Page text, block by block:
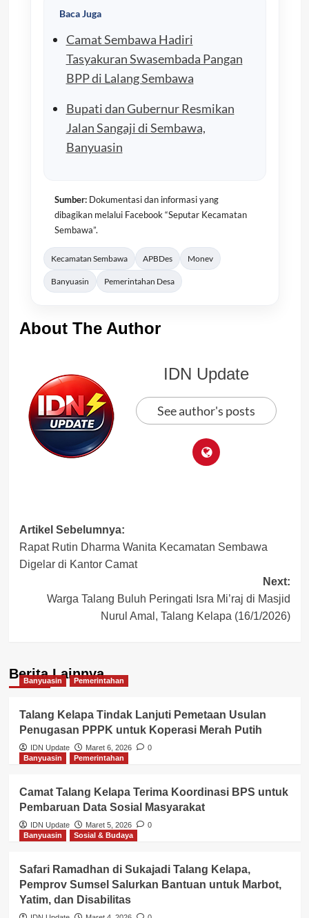
Baca Juga
Camat Sembawa Hadiri
Tasyakuran Swasembada Pangan
BPP di Lalang Sembawa
Bupati dan Gubernur Resmikan
Jalan Sangaji di Sembawa,
Banyuasin
Sumber:Dokumentasi dan informasi yang
dibagikan melalui Facebook “Seputar Kecamatan
Sembawa”.
Kecamatan Sembawa APBDes Monev
Banyuasin Pemerintahan Desa
About The Author
IDN Update
See author's posts
Post
navigation
Artikel Sebelumnya:
Rapat Rutin Dharma Wanita Kecamatan Sembawa
Digelar di Kantor Camat
Next:
Warga Talang Buluh Peringati Isra Mi’raj di Masjid
Nurul Amal, Talang Kelapa (16/1/2026)
Berita Lainnya
Banyuasin Pemerintahan
Talang Kelapa Tindak Lanjuti Pemetaan Usulan
Penugasan PPPK untuk Koperasi Merah Putih
IDN Update Maret 6, 2026
0
Banyuasin
Pemerintahan
Camat Talang Kelapa Terima Koordinasi BPS untuk
Pembaruan Data Sosial Masyarakat
IDN Update Maret 5, 2026
0
Banyuasin
Sosial & Budaya
Safari Ramadhan di Sukajadi Talang Kelapa,
Pemprov Sumsel Salurkan Bantuan untuk Marbot,
Yatim, dan Disabilitas